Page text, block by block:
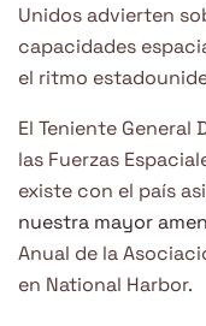
Unidos advierten
capacidades
el ritmo
El Teniente General
las Fuerzas
existe con el país
nuestra mayor
Anual de la
en National Harbor.